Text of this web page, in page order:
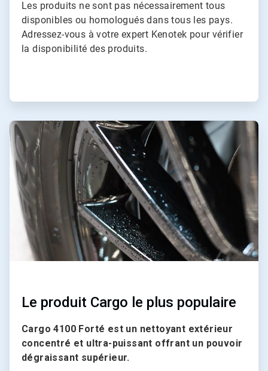
Les produits ne sont pas nécessairement tous
disponibles ou homologués dans tous les pays.
Adressez-vous à votre expert Kenotek pour vérifier
la disponibilité des produits.
ArticleTile
2
de
Le produit Cargo le plus populaire
Cargo 4100 Forté est un nettoyant extérieur
concentré et ultra-puissant offrant un pouvoir
dégraissant supérieur.